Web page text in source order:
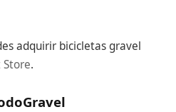
adquirir bicicletas gravel
Store.